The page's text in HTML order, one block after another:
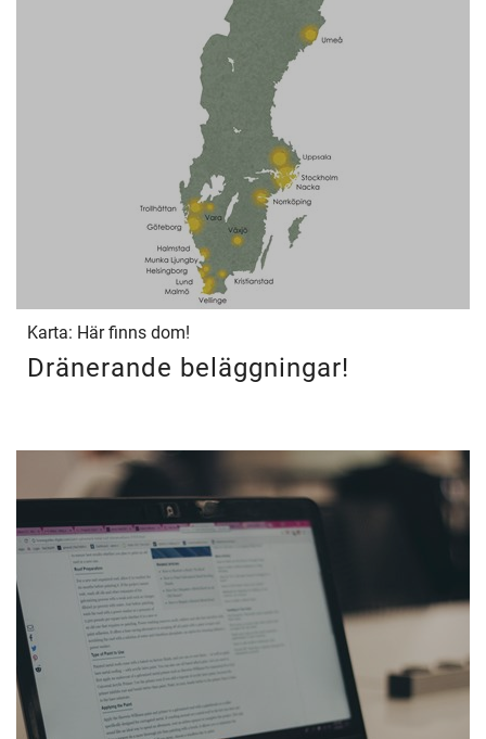
Karta: Här finns dom!
Dränerande beläggningar!